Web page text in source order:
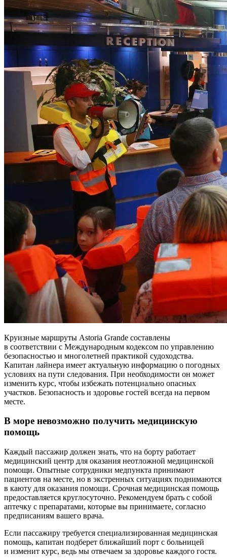
Круизные маршруты Astoria Grande составлены
в соответствии с Международным кодексом по управлению
безопасностью и многолетней практикой судоходства.
Капитан лайнера имеет актуальную информацию о погодных
условиях на пути следования. При необходимости он может
изменить курс, чтобы избежать потенциально опасных
участков. Безопасность и здоровье гостей всегда на первом
месте.
В море невозможно получить медицинскую
помощь
Каждый пассажир должен знать, что на борту работает
медицинский центр для оказания неотложной медицинской
помощи. Опытные сотрудники медпункта принимают
пациентов на месте, но в экстренных ситуациях поднимаются
в каюту для оказания помощи. Срочная медицинская помощь
предоставляется круглосуточно. Рекомендуем брать с собой
аптечку с препаратами, которые вы принимаете, согласно
предписаниям вашего врача.
Если пассажиру требуется специализированная медицинская
помощь, капитан подберет ближайший порт с больницей
и изменит курс, ведь мы отвечаем за здоровье каждого гостя.